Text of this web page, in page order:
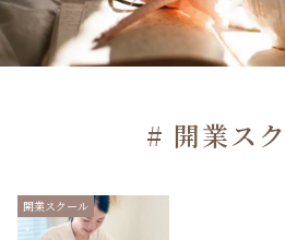
# 開業ス
開業スクール